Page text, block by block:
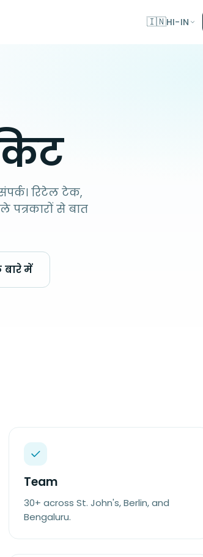
🇮🇳HI-IN
रिटेल टेक,
पत्रकारों से बात
बारे में
Team
30+ across St. John's, Berlin, and
Bengaluru.